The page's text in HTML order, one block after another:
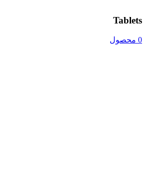
Tablets
0 محصول